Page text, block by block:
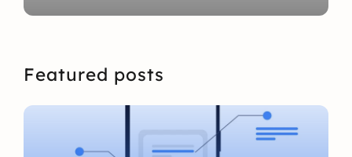
Featured posts